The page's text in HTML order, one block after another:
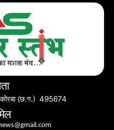
कोरबा (छ.ग.) 495674